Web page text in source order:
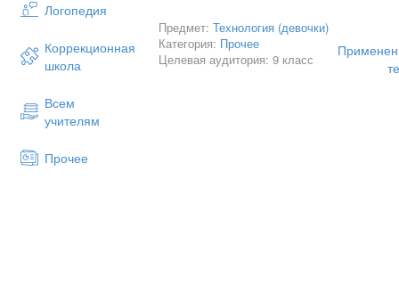
Логопедия
Коррекционная
школа
Всем
учителям
Прочее
Широкие демонстрационными
Предмет:Технология (девочки)
Категория: Прочее
Целевая аудитория: 9 класс